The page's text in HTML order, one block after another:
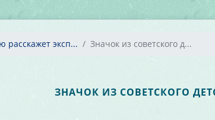
расскажет эксп... Значок из советского д...
ЗНАЧОК ИЗ СОВЕТСКОГО